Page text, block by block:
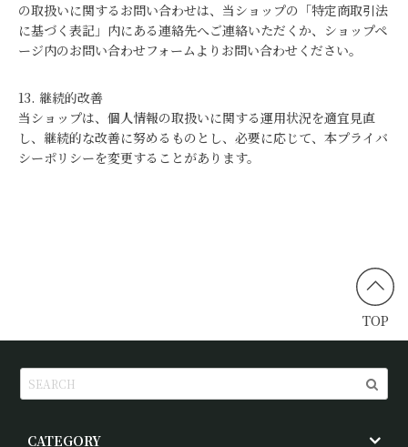
の取扱いに関するお問い合わせは、当ショップの「特定商取引法
に基づく表記」内にある連絡先へご連絡いただくか、ショップペ
ージ内のお問い合わせフォームよりお問い合わせください。
13. 継続的改善
当ショップは、個人情報の取扱いに関する運用状況を適宜見直
し、継続的な改善に努めるものとし、必要に応じて、本プライバ
シーポリシーを変更することがあります。
TOP
CATEGORY